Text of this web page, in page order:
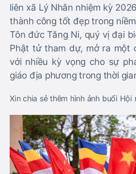
liên xã Lý Nhân nhiệm kỳ
thành công tốt đẹp trong
Tôn đức Tăng Ni, quý vị đại
Phật tử tham dự, mở ra một
với nhiều kỳ vọng cho sự
giáo địa phương trong thời
Xin chia sẻ thêm hình ảnh buổi Hội